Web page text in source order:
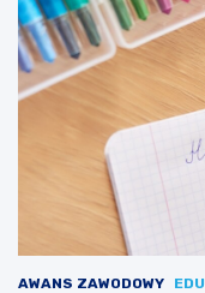
AWANS ZAWODOWY